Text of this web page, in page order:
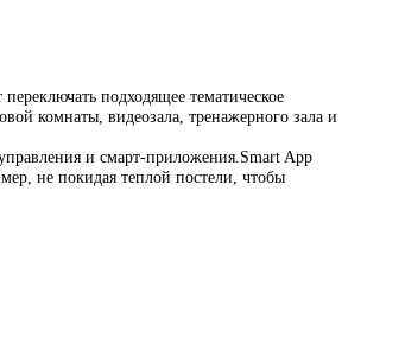
подходящее тематическое
комнаты, видеозала, тренажерного зала и
и смарт-приложения.Smart App
не покидая теплой постели, чтобы